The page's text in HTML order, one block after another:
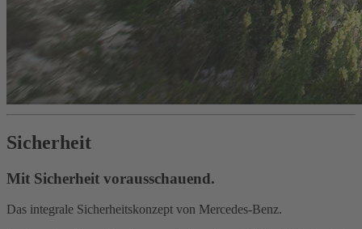
Sicherheit
Mit Sicherheit vorausschauend.
Das integrale Sicherheitskonzept von Mercedes-Benz.